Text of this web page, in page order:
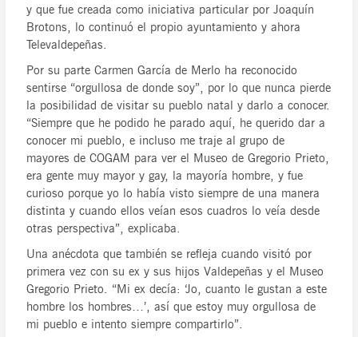
y que fue creada como iniciativa particular por Joaquín
Brotons, lo continuó el propio ayuntamiento y ahora
Televaldepeñas.
Por su parte Carmen García de Merlo ha reconocido
sentirse “orgullosa de donde soy”, por lo que nunca pierde
la posibilidad de visitar su pueblo natal y darlo a conocer.
“Siempre que he podido he parado aquí, he querido dar a
conocer mi pueblo, e incluso me traje al grupo de
mayores de COGAM para ver el Museo de Gregorio Prieto,
era gente muy mayor y gay, la mayoría hombre, y fue
curioso porque yo lo había visto siempre de una manera
distinta y cuando ellos veían esos cuadros lo veía desde
otras perspectiva”, explicaba.
Una anécdota que también se refleja cuando visitó por
primera vez con su ex y sus hijos Valdepeñas y el Museo
Gregorio Prieto. “Mi ex decía: ‘Jo, cuanto le gustan a este
hombre los hombres…’, así que estoy muy orgullosa de
mi pueblo e intento siempre compartirlo”.